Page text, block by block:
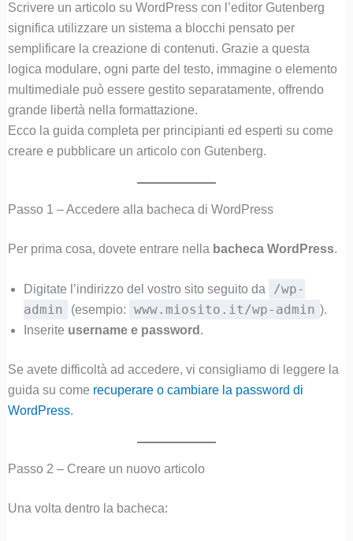
Scrivere un articolo su WordPress con l’editor Gutenberg
significa utilizzare un sistema a blocchi pensato per
semplificare la creazione di contenuti. Grazie a questa
logica modulare, ogni parte del testo, immagine o elemento
multimediale può essere gestito separatamente, offrendo
grande libertà nella formattazione.
Ecco la guida completa per principianti ed esperti su come
creare e pubblicare un articolo con Gutenberg.
Passo 1 – Accedere alla bacheca di WordPress
Per prima cosa, dovete entrare nella bacheca WordPress.
Digitate l’indirizzo del vostro sito seguito da
/wp-
admin
(esempio: www.miosito.it/wp-admin ).
Inserite username e password .
Se avete difficoltà ad accedere, vi consigliamo di leggere la
guida su come recuperare o cambiare la password di
WordPress.
Passo 2 – Creare un nuovo articolo
Una volta dentro la bacheca: